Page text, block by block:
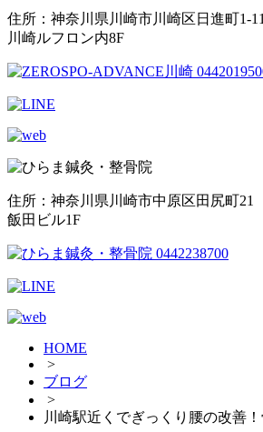
住所：神奈川県川崎市川崎区日進町1-11
川崎ルフロン内8F
住所：神奈川県川崎市中原区田尻町21
飯田ビル1F
HOME
>
ブログ
>
川崎駅近くでぎっくり腰の改善